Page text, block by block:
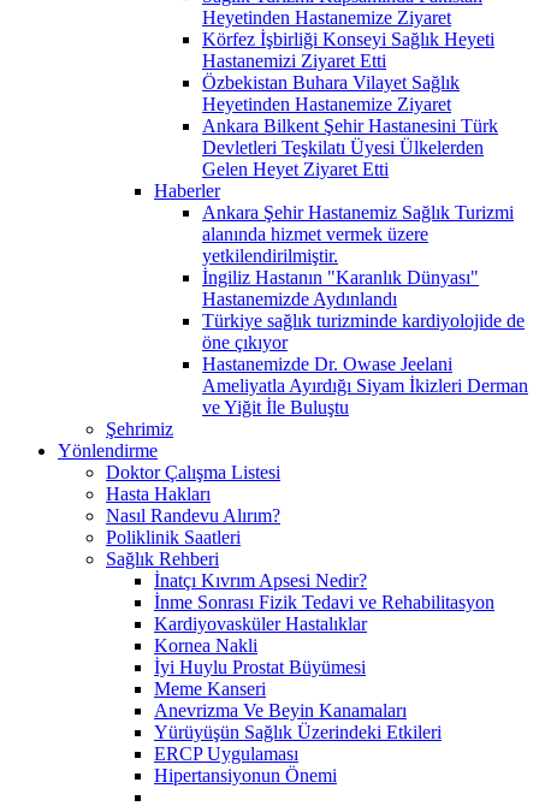
Heyetinden Hastanemize Ziyaret
Körfez İşbirliği Konseyi Sağlık Heyeti
Hastanemizi Ziyaret Etti
Özbekistan Buhara Vilayet Sağlık
Heyetinden Hastanemize Ziyaret
Ankara Bilkent Şehir Hastanesini Türk
Devletleri Teşkilatı Üyesi Ülkelerden
Gelen Heyet Ziyaret Etti
Haberler
Ankara Şehir Hastanemiz Sağlık Turizmi
alanında hizmet vermek üzere
yetkilendirilmiştir.
İngiliz Hastanın "Karanlık Dünyası"
Hastanemizde Aydınlandı
Türkiye sağlık turizminde kardiyolojide de
öne çıkıyor
Hastanemizde Dr. Owase Jeelani
Ameliyatla Ayırdığı Siyam İkizleri Derman
ve Yiğit İle Buluştu
Şehrimiz
Yönlendirme
Doktor Çalışma Listesi
Hasta Hakları
Nasıl Randevu Alırım?
Poliklinik Saatleri
Sağlık Rehberi
İnatçı Kıvrım Apsesi Nedir?
İnme Sonrası Fizik Tedavi ve Rehabilitasyon
Kardiyovasküler Hastalıklar
Kornea Nakli
İyi Huylu Prostat Büyümesi
Meme Kanseri
Anevrizma Ve Beyin Kanamaları
Yürüyüşün Sağlık Üzerindeki Etkileri
ERCP Uygulaması
Hipertansiyonun Önemi